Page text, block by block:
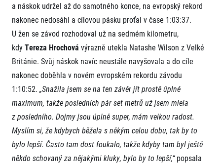
Titulární partneři
Informace o webu
Všeobecné smluvní podmínky
Informace o cookies
Podmínky GDPR
a náskok udržel až do samotného konce, na evropský rekord
nakonec nedosáhl a cílovou pásku proťal v čase 1:03:37.
U žen se závod rozhodoval už na sedmém kilometru,
kdyTereza Hrochová výrazně utekla Natashe Wilson z Velké
Británie. Svůj náskok navíc neustále navyšovala a do cíle
nakonec doběhla v novém evropském rekordu závodu
1:10:52. „Snažila jsem se na ten závěr jít prostě úplné
maximum, takže posledních pár set metrů už jsem mlela
z posledního. Dojmy jsou úplně super, mám velkou radost.
Myslím si, že kdybych běžela s někým celou dobu, tak by to
bylo lepší. Často tam dost foukalo, takže kdyby tam byl ještě
někdo schovaný za nějakými kluky, bylo by to lepší,“popsala